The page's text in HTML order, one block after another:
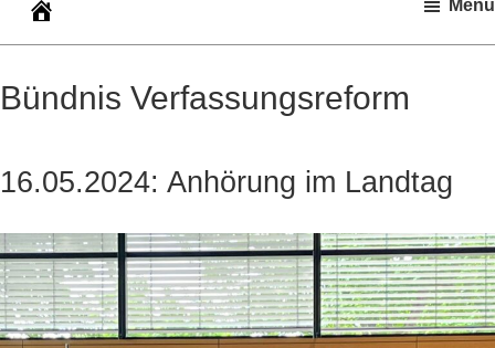
Menu
Bündnis Verfassungsreform
16.05.2024: Anhörung im Landtag